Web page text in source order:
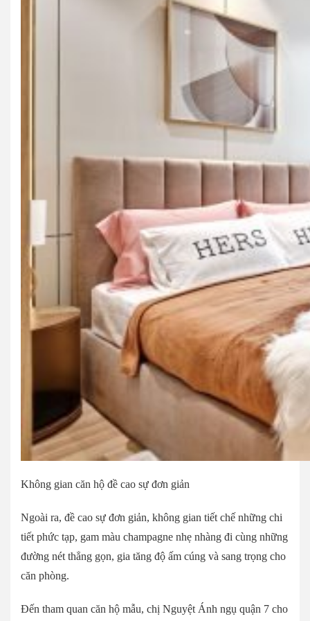
Không gian căn hộ đề cao sự đơn giản
Ngoài ra, đề cao sự đơn giản, không gian tiết chế những chi
tiết phức tạp, gam màu champagne nhẹ nhàng đi cùng những
đường nét thẳng gọn, gia tăng độ ấm cúng và sang trọng cho
căn phòng.
Đến tham quan căn hộ mẫu, chị Nguyệt Ánh ngụ quận 7 cho